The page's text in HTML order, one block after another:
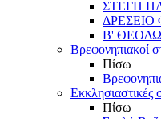
ΣΤΕΓΗ
ΔΡΕΣΕΙΟ
Β'
Βρεφονηπιακοί
Πίσω
Εκκλησιαστικές
Πίσω